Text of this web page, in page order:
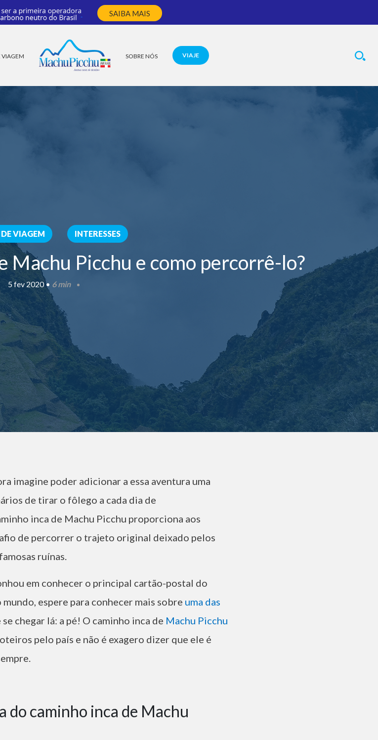
SAIBA MAIS
VIAGEM SOBRE NÓS VIAJE
VIAGEM INTERESSES
Machu Picchu e como percorrê-lo?
5 fev 2020 • 6 min
imagine poder adicionar a essa aventura uma
de tirar o fôlego a cada dia de
inca de Machu Picchu proporciona aos
de percorrer o trajeto original deixado pelos
ruínas.
em conhecer o principal cartão-postal do
mundo, espere para conhecer mais sobre uma das
se chegar lá: a pé! O caminho inca de Machu Picchu
pelo país e não é exagero dizer que ele é
do caminho inca de Machu